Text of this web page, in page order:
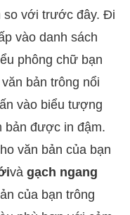
so với trước đây. Đi
vào danh sách
phông chữ bạn
bản trông nổi
vào biểu tượng
bản được in đậm.
văn bản của bạn
và gạch ngang
của bạn trông